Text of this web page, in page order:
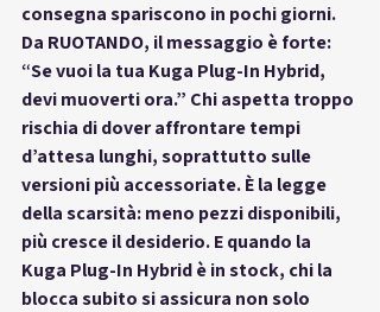
consegna spariscono in pochi giorni.
Da RUOTANDO, il messaggio è forte:
“Se vuoi la tua Kuga Plug-In Hybrid,
devi muoverti ora.” Chi aspetta troppo
rischia di dover affrontare tempi
d’attesa lunghi, soprattutto sulle
versioni più accessoriate. È la legge
della scarsità: meno pezzi disponibili,
più cresce il desiderio. E quando la
Kuga Plug-In Hybrid è in stock, chi la
blocca subito si assicura non solo